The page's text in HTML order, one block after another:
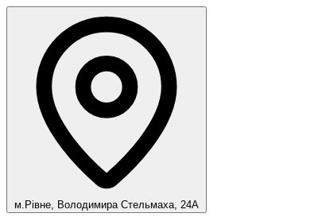
м.Рівне, Володимира Стельмаха, 24А